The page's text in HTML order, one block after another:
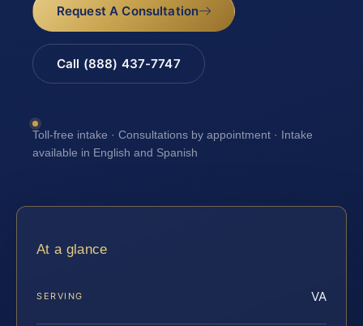
Request A Consultation
Call (888) 437-7747
Toll-free intake · Consultations by appointment · Intake
available in English and Spanish
At a glance
SERVING VA